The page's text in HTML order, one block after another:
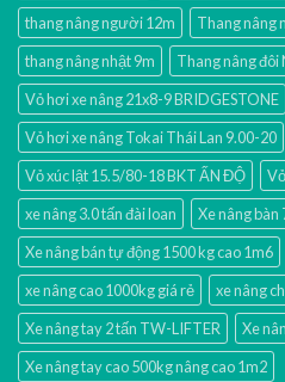
thang nâng người 12m
Thang nâng
thang nâng nhật 9m
Thang nâng đôi
Vỏ hơi xe nâng 21x8-9 BRIDGESTONE
Vỏ hơi xe nâng Tokai Thái Lan 9.00-20
Vỏ xúc lật 15.5/80-18 BKT ẤN ĐỘ
xe nâng 3.0 tấn đài loan
Xe nâng bàn
Xe nâng bán tự động 1500 kg cao 1m6
xe nâng cao 1000kg giá rẻ
xe nâng
Xe nâng tay 2 tấn TW-LIFTER
Xe
Xe nâng tay cao 500kg nâng cao 1m2